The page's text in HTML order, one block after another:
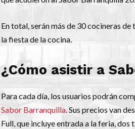
En total, serán más de 30 cocineras
la fiesta de la cocina.
¿Cómo asistir a
Para cada día, los usuarios podrán
Sabor Barranquilla. Sus precios van
Full, que incluye entrada a la feria, dos